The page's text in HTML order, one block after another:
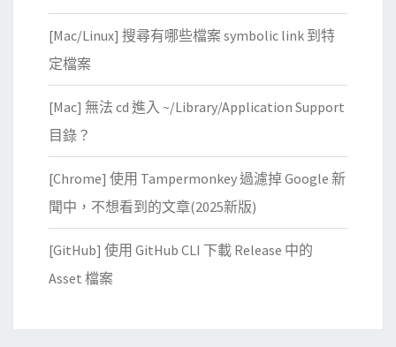
[Mac/Linux] 搜尋有哪些檔案 symbolic link 到特
定檔案
[Mac] 無法 cd 進入 ~/Library/Application Support
目錄？
[Chrome] 使用 Tampermonkey 過濾掉 Google 新
聞中，不想看到的文章(2025新版)
[GitHub] 使用 GitHub CLI 下載 Release 中的
Asset 檔案